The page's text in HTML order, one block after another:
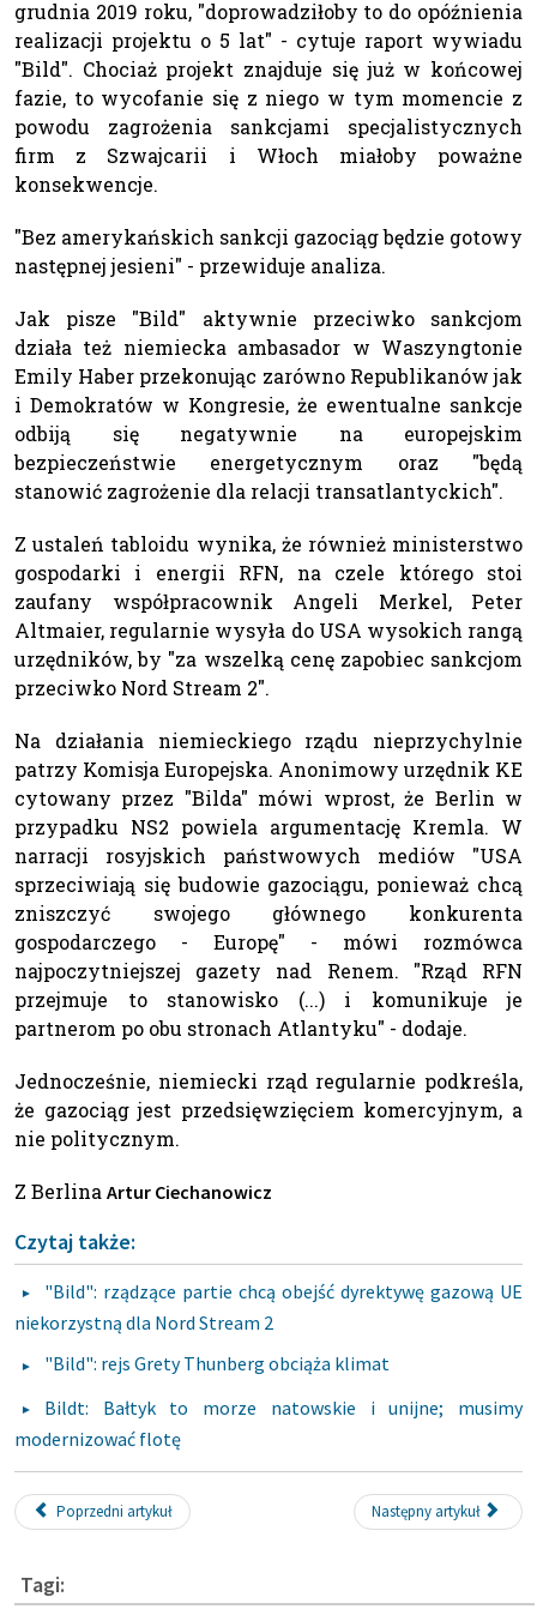
grudnia 2019 roku, "doprowadziłoby to do opóźnienia
realizacji projektu o 5 lat" - cytuje raport wywiadu
"Bild". Chociaż projekt znajduje się już w końcowej
fazie, to wycofanie się z niego w tym momencie z
powodu zagrożenia sankcjami specjalistycznych
firm z Szwajcarii i Włoch miałoby poważne
konsekwencje.
"Bez amerykańskich sankcji gazociąg będzie gotowy
następnej jesieni" - przewiduje analiza.
Jak pisze "Bild" aktywnie przeciwko sankcjom
działa też niemiecka ambasador w Waszyngtonie
Emily Haber przekonując zarówno Republikanów jak
i Demokratów w Kongresie, że ewentualne sankcje
odbiją się negatywnie na europejskim
bezpieczeństwie energetycznym oraz "będą
stanowić zagrożenie dla relacji transatlantyckich".
Z ustaleń tabloidu wynika, że również ministerstwo
gospodarki i energii RFN, na czele którego stoi
zaufany współpracownik Angeli Merkel, Peter
Altmaier, regularnie wysyła do USA wysokich rangą
urzędników, by "za wszelką cenę zapobiec sankcjom
przeciwko Nord Stream 2".
Na działania niemieckiego rządu nieprzychylnie
patrzy Komisja Europejska. Anonimowy urzędnik KE
cytowany przez "Bilda" mówi wprost, że Berlin w
przypadku NS2 powiela argumentację Kremla. W
narracji rosyjskich państwowych mediów "USA
sprzeciwiają się budowie gazociągu, ponieważ chcą
zniszczyć swojego głównego konkurenta
gospodarczego - Europę" - mówi rozmówca
najpoczytniejszej gazety nad Renem. "Rząd RFN
przejmuje to stanowisko (...) i komunikuje je
partnerom po obu stronach Atlantyku" - dodaje.
Jednocześnie, niemiecki rząd regularnie podkreśla,
że gazociąg jest przedsięwzięciem komercyjnym, a
nie politycznym.
Z Berlina Artur Ciechanowicz
Czytaj także:
"Bild": rządzące partie chcą obejść dyrektywę gazową UE
niekorzystną dla Nord Stream 2
"Bild": rejs Grety Thunberg obciąża klimat
Bildt: Bałtyk to morze natowskie i unijne; musimy
modernizować flotę
Poprzedni artykuł Następny artykuł
Tagi: